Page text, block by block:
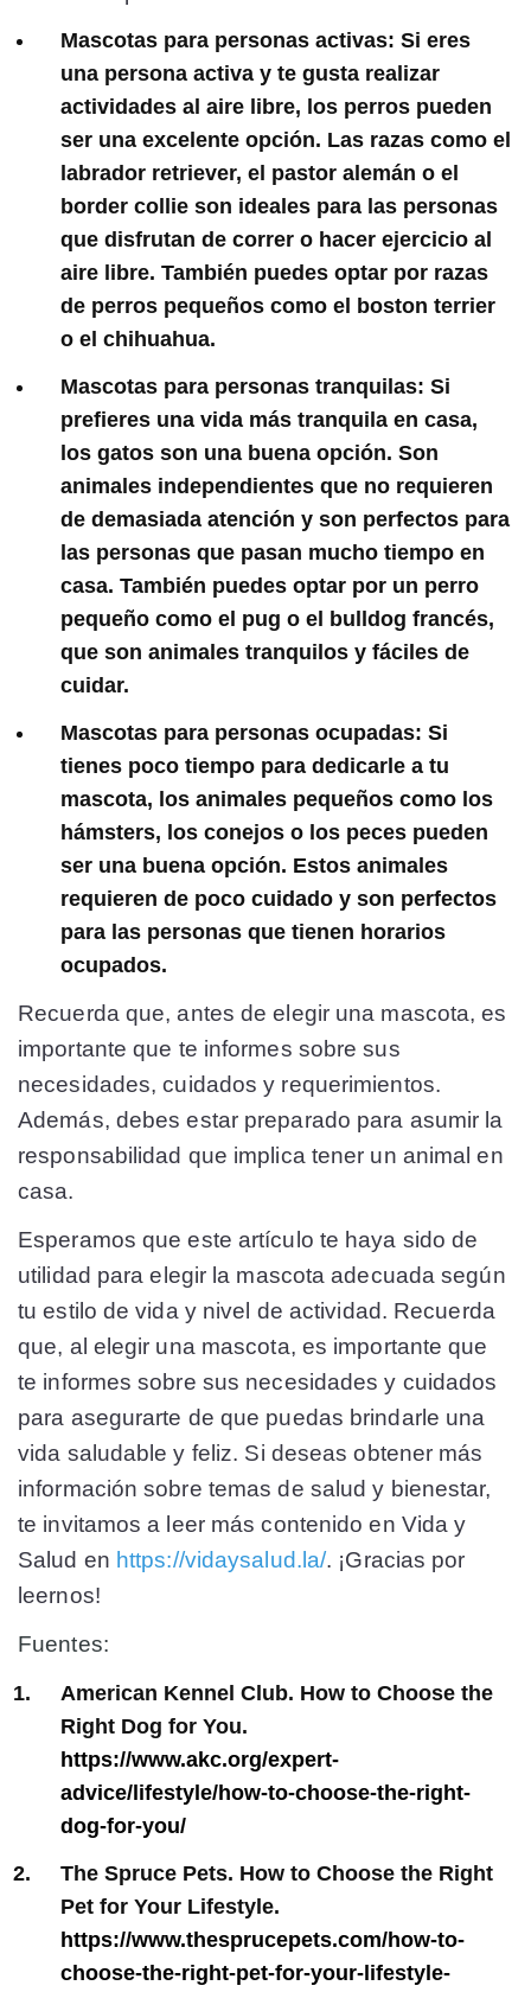
Mascotas para personas activas: Si eres
una persona activa y te gusta realizar
actividades al aire libre, los perros pueden
ser una excelente opción. Las razas como el
labrador retriever, el pastor alemán o el
border collie son ideales para las personas
que disfrutan de correr o hacer ejercicio al
aire libre. También puedes optar por razas
de perros pequeños como el boston terrier
o el chihuahua.
Mascotas para personas tranquilas: Si
prefieres una vida más tranquila en casa,
los gatos son una buena opción. Son
animales independientes que no requieren
de demasiada atención y son perfectos para
las personas que pasan mucho tiempo en
casa. También puedes optar por un perro
pequeño como el pug o el bulldog francés,
que son animales tranquilos y fáciles de
cuidar.
Mascotas para personas ocupadas: Si
tienes poco tiempo para dedicarle a tu
mascota, los animales pequeños como los
hámsters, los conejos o los peces pueden
ser una buena opción. Estos animales
requieren de poco cuidado y son perfectos
para las personas que tienen horarios
ocupados.
Recuerda que, antes de elegir una mascota, es
importante que te informes sobre sus
necesidades, cuidados y requerimientos.
Además, debes estar preparado para asumir la
responsabilidad que implica tener un animal en
casa.
Esperamos que este artículo te haya sido de
utilidad para elegir la mascota adecuada según
tu estilo de vida y nivel de actividad. Recuerda
que, al elegir una mascota, es importante que
te informes sobre sus necesidades y cuidados
para asegurarte de que puedas brindarle una
vida saludable y feliz. Si deseas obtener más
información sobre temas de salud y bienestar,
te invitamos a leer más contenido en Vida y
Salud en https://vidaysalud.la/. ¡Gracias por
leernos!
Fuentes:
American Kennel Club. How to Choose the
Right Dog for You.
https://www.akc.org/expert-
advice/lifestyle/how-to-choose-the-right-
dog-for-you/
The Spruce Pets. How to Choose the Right
Pet for Your Lifestyle.
https://www.thesprucepets.com/how-to-
choose-the-right-pet-for-your-lifestyle-